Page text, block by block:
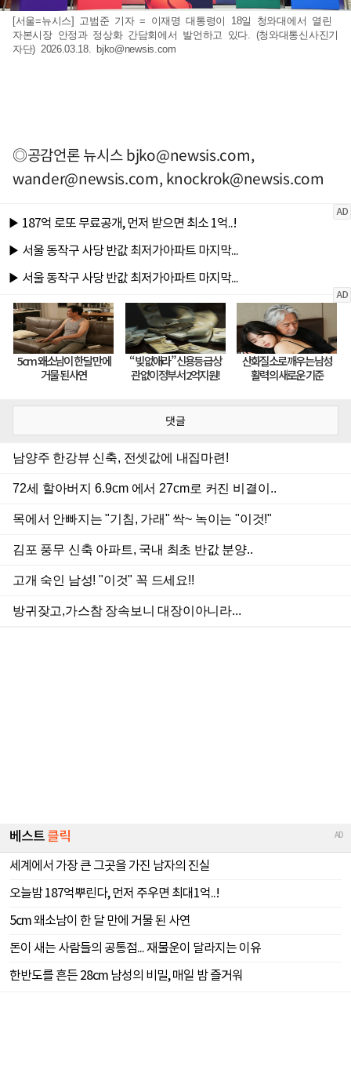
[서울=뉴시스] 고범준 기자 = 이재명 대통령이 18일 청와대에서 열린
자본시장 안정과 정상화 간담회에서 발언하고 있다. (청와대통신사진기
자단) 2026.03.18. bjko@newsis.com
◎공감언론 뉴시스bjko@newsis.com,
wander@newsis.com, knockrok@newsis.com
댓글